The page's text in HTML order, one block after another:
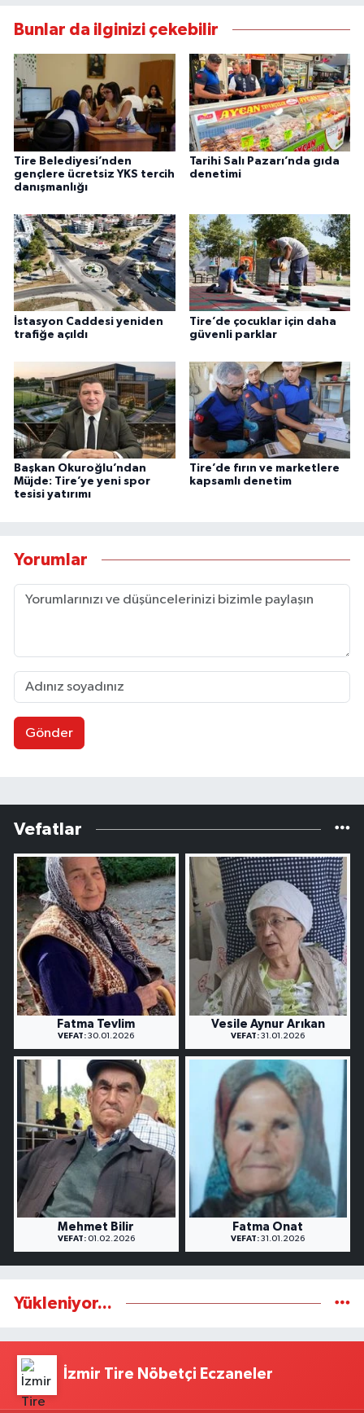
Bunlar da ilginizi çekebilir
Tire Belediyesi’nden
gençlere ücretsiz YKS tercih
danışmanlığı
Tarihi Salı Pazarı’nda gıda
denetimi
İstasyon Caddesi yeniden
trafiğe açıldı
Tire’de çocuklar için daha
güvenli parklar
Başkan Okuroğlu’ndan
Müjde: Tire’ye yeni spor
tesisi yatırımı
Tire’de fırın ve marketlere
kapsamlı denetim
Yorumlar
Gönder
Vefatlar
Fatma Tevlim
VEFAT: 30.01.2026
Vesile Aynur Arıkan
VEFAT: 31.01.2026
Mehmet Bilir
VEFAT:01.02.2026
Fatma Onat
VEFAT: 31.01.2026
Yükleniyor...
İzmir Tire Nöbetçi Eczaneler